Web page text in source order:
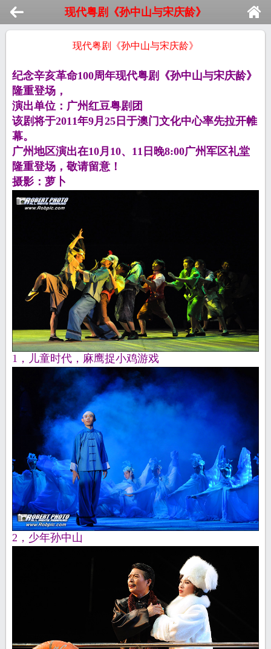
现代粤剧《孙中山与宋庆龄》
现代粤剧《孙中山与宋庆龄》
纪念辛亥革命100周年现代粤剧《孙中山与宋庆龄》
隆重登场，
演出单位： 广州红豆粤剧团
该剧将于2011年9月25日于澳门文化中心率先拉开帷
幕。
广州地区演出在10月10、11日晚8:00广州军区礼堂
隆重登场，敬请留意！
摄影 ： 萝卜
1，儿童时代，麻鹰捉小鸡游戏
2，少年孙中山